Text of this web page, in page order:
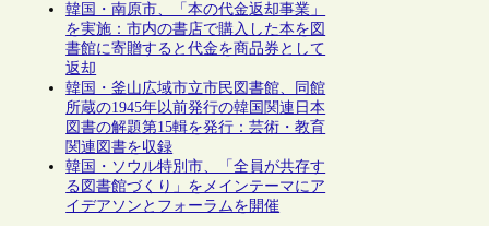
韓国・南原市、「本の代金返却事業」
を実施：市内の書店で購入した本を図
書館に寄贈すると代金を商品券として
返却
韓国・釜山広域市立市民図書館、同館
所蔵の1945年以前発行の韓国関連日本
図書の解題第15輯を発行：芸術・教育
関連図書を収録
韓国・ソウル特別市、「全員が共存す
る図書館づくり」をメインテーマにア
イデアソンとフォーラムを開催